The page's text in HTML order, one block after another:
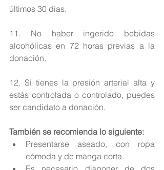
últimos 30 días.
11. No haber ingerido bebidas
alcohólicas en 72 horas previas a la
donación.
12. Si tienes la presión arterial alta y
estás controlada o controlado, puedes
ser candidato a donación.
También se recomienda lo siguiente:
Presentarse aseado, con ropa
cómoda y de manga corta.